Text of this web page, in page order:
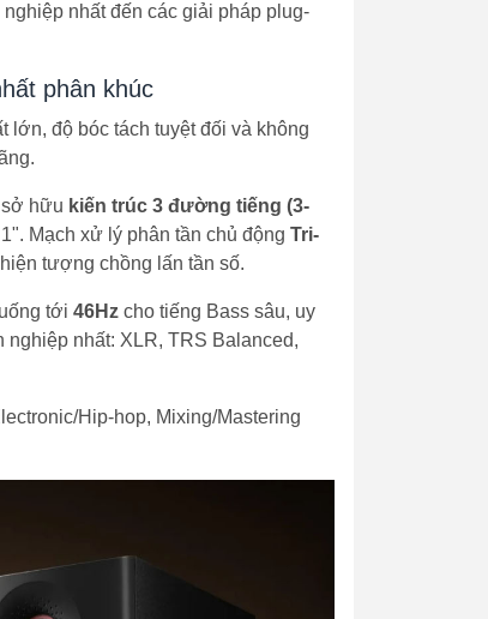
nhất đến các giải pháp plug-
phân khúc
lớn, độ bóc tách tuyệt đối và không
hữu kiến trúc 3 đường tiếng (3-
Mạch xử lý phân tần chủ động Tri-
tượng chồng lấn tần số.
tới 46Hz cho tiếng Bass sâu, uy
nhất: XLR, TRS Balanced,
Hip-hop, Mixing/Mastering